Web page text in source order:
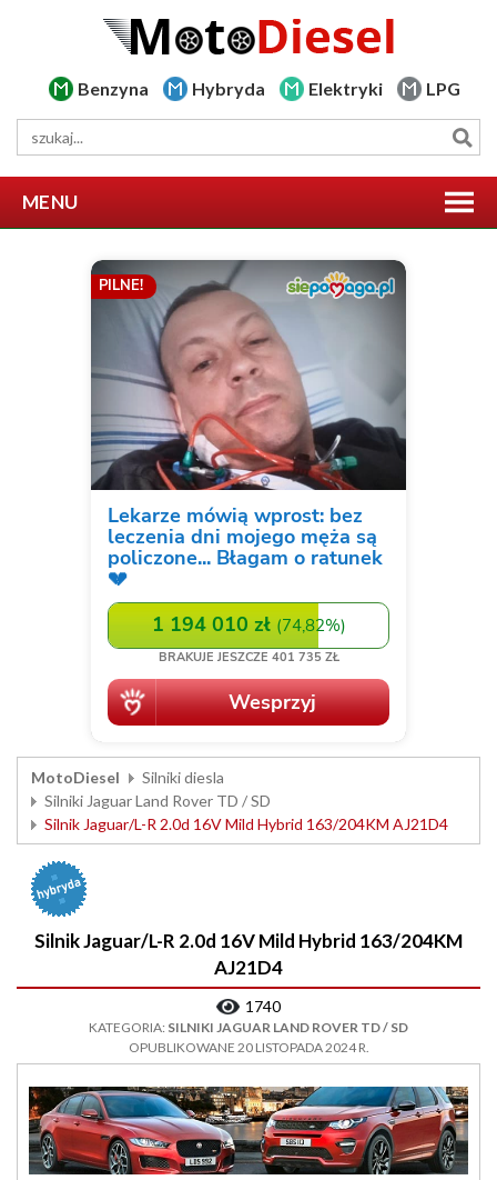
Benzyna Hybryda Elektryki LPG
MENU
MotoDiesel
Silniki diesla
Silniki Jaguar Land Rover TD / SD
Silnik Jaguar/L-R 2.0d 16V Mild Hybrid 163/204KM AJ21D4
Silnik Jaguar/L-R 2.0d 16V Mild Hybrid 163/204KM
AJ21D4
1740
KATEGORIA: SILNIKI JAGUAR LAND ROVER TD / SD
OPUBLIKOWANE 20 LISTOPADA 2024 R.